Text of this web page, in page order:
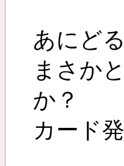
あにど
まさか
か？
カード